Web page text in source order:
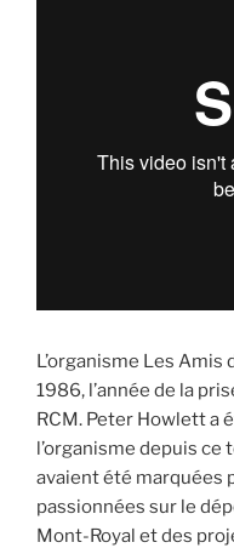
L’organisme Les Amis
1986, l’année de la
RCM. Peter Howlett a
l’organisme depuis ce
avaient été marquées
passionnées sur le
Mont-Royal et des